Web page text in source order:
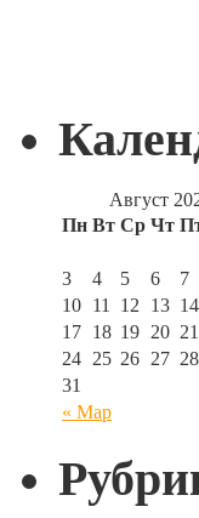
Август
Пн Вт Ср Чт
« Мар
3
4 5 6 7
10 11 12 13 14
17 18 19 20 21
24 25 26 27 28
31